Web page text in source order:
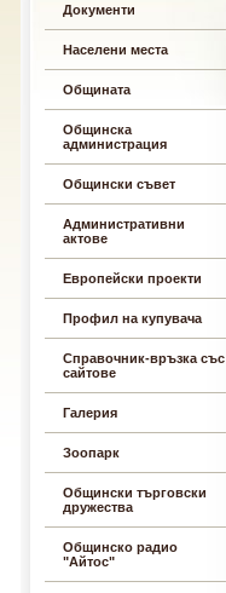
Документи
Населени места
Общината
Общинска
администрация
Общински съвет
Административни
актове
Европейски проекти
Профил на купувача
Справочник-връзка със
сайтове
Галерия
Зоопарк
Общински търговски
дружества
Общинско радио
"Айтос"